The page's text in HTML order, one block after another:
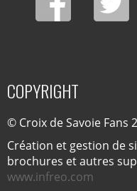
COPYRIGHT
© Croix de Savoie Fans
Création et gestion de
brochures et autres
www.infreo.com